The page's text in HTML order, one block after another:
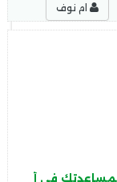
ام نوف
في أعمال